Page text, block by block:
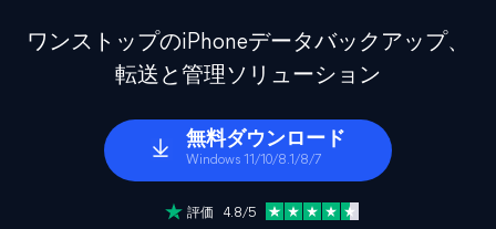
ワンストップのiPhoneデータバックアップ、
転送と管理ソリューション
無料ダウンロード
Windows 11/10/8.1/8/7
評価 4.8/5